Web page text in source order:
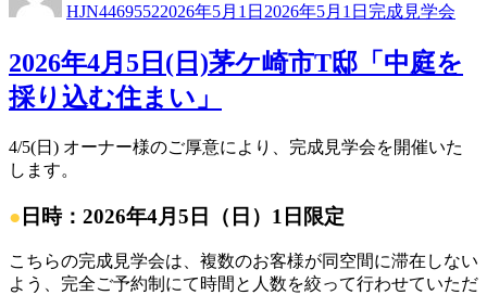
者
HJN4469552日:
2026年5月1日 2026年5月1日ゴ
ー
完成見学会
2026年4月5日(日)茅ケ崎市T邸「中庭を
採り込む住まい」
4/5(日) オーナー様のご厚意により、完成見学会を開催いた
します。
● 日時：2026年4月5日（日）1日限定
こちらの完成見学会は、複数のお客様が同空間に滞在しない
よう、完全ご予約制にて時間と人数を絞って行わせていただ